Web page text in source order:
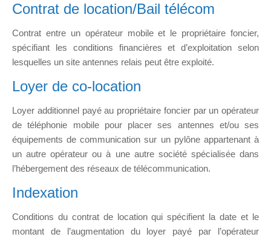
Contrat de location/Bail télécom
Contrat entre un opérateur mobile et le propriétaire foncier,
spécifiant les conditions financières et d’exploitation selon
lesquelles un site antennes relais peut être exploité.
Loyer de co-location
Loyer additionnel payé au propriétaire foncier par un opérateur
de téléphonie mobile pour placer ses antennes et/ou ses
équipements de communication sur un pylône appartenant à
un autre opérateur ou à une autre société spécialisée dans
l’hébergement des réseaux de télécommunication.
Indexation
Conditions du contrat de location qui spécifient la date et le
montant de l’augmentation du loyer payé par l’opérateur